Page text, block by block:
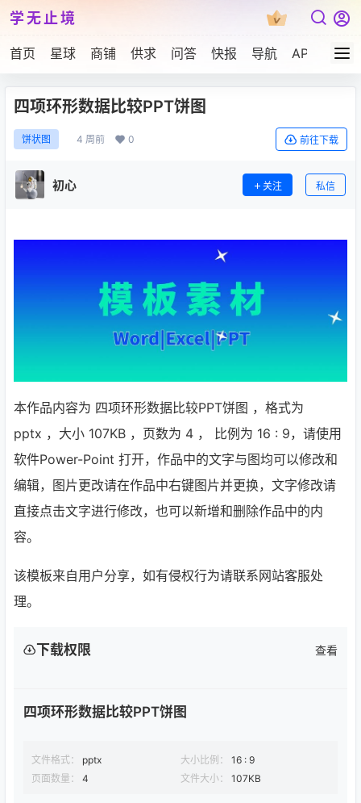
学无止境
首页 星球 商铺 供求 问答 快报 导航 APP下载
四项环形数据比较PPT饼图
饼状图 4 周前 0 前往下载
初心 关注 私信
本作品内容为 四项环形数据比较PPT饼图 ，格式为
pptx ，大小 107KB ，页数为 4 ， 比例为 16 : 9，请使用
软件Power-Point 打开，作品中的文字与图均可以修改和
编辑，图片更改请在作品中右键图片并更换，文字修改请
直接点击文字进行修改，也可以新增和删除作品中的内
容。
该模板来自用户分享，如有侵权行为请联系网站客服处
理。
下载权限 查看
四项环形数据比较PPT饼图
文件格式： pptx 大小比例：
16 : 9
页面数量：
4 文件大小： 107KB